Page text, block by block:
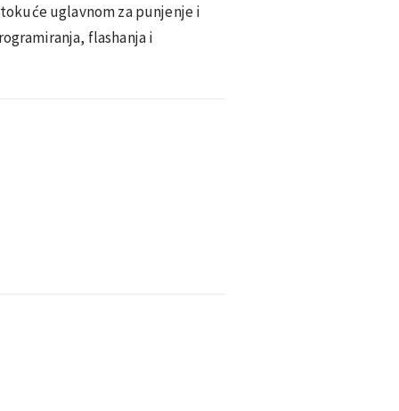
uglavnom za punjenje i
flashanja i